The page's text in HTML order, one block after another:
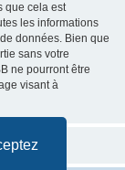
que cela est
les informations
données. Bien que
sans votre
ne pourront être
visant à